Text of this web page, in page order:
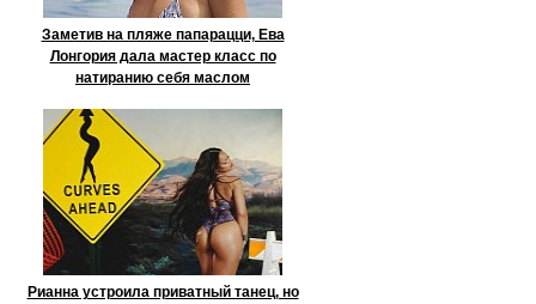
Заметив на пляже папарацци, Ева
Лонгория дала мастер класс по
натиранию себя маслом
Рианна устроила приватный танец, но